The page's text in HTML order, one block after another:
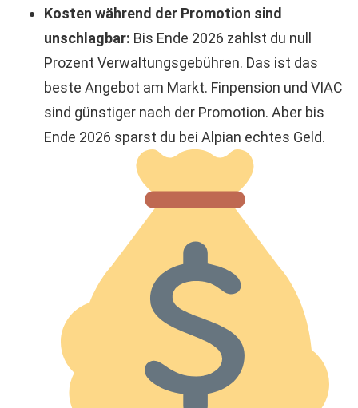
Kosten während der Promotion sind
unschlagbar: Bis Ende 2026 zahlst du null
Prozent Verwaltungsgebühren. Das ist das
beste Angebot am Markt. Finpension und VIAC
sind günstiger nach der Promotion. Aber bis
Ende 2026 sparst du bei Alpian echtes Geld.